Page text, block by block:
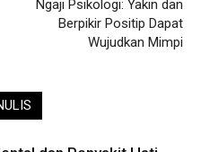
Ngaji Psikologi: Yakin dan
Berpikir Positip Dapat
Wujudkan Mimpi